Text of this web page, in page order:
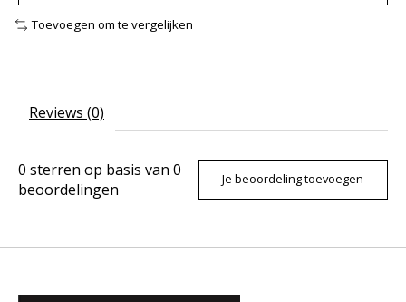
Toevoegen om te vergelijken
Reviews (0)
0 sterren op basis van 0
beoordelingen
Je beoordeling toevoegen